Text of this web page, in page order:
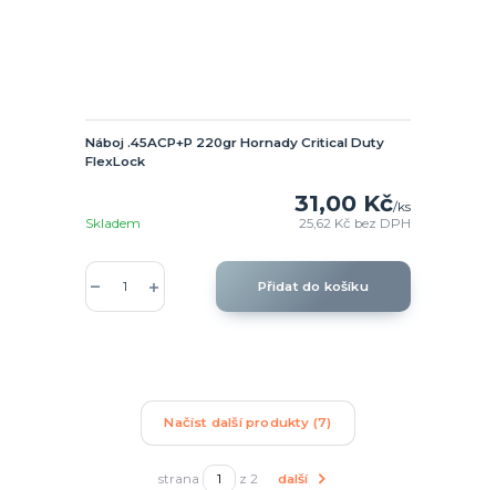
Náboj .45ACP+P 220gr Hornady Critical Duty
FlexLock
31,00 Kč/ks
25,62 Kč bez DPH
Skladem
Přidat do košíku
Načíst další produkty (7)
strana z 2 další